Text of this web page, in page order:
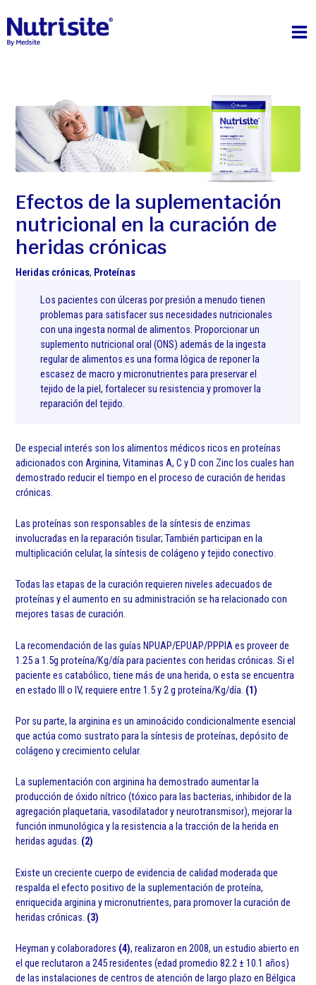
al
contenido
Efectos de la suplementación
nutricional en la curación de
heridas crónicas
Heridas crónicas, Proteínas
Los pacientes con úlceras por presión a menudo tienen
problemas para satisfacer sus necesidades nutricionales
con una ingesta normal de alimentos. Proporcionar un
suplemento nutricional oral (ONS) además de la ingesta
regular de alimentos es una forma lógica de reponer la
escasez de macro y micronutrientes para preservar el
tejido de la piel, fortalecer su resistencia y promover la
reparación del tejido.
De especial interés son los alimentos médicos ricos en proteínas
adicionados con Arginina, Vitaminas A, C y D con Zinc los cuales han
demostrado reducir el tiempo en el proceso de curación de heridas
crónicas.
Las proteínas son responsables de la síntesis de enzimas
involucradas en la reparación tisular; También participan en la
multiplicación celular, la síntesis de colágeno y tejido conectivo.
Todas las etapas de la curación requieren niveles adecuados de
proteínas y el aumento en su administración se ha relacionado con
mejores tasas de curación.
La recomendación de las guías NPUAP/EPUAP/PPPIA es proveer de
1.25 a 1.5g proteína/Kg/día para pacientes con heridas crónicas. Si el
paciente es catabólico, tiene más de una herida, o esta se encuentra
en estado III o IV, requiere entre 1.5 y 2 g proteína/Kg/día. (1)
Por su parte, la arginina es un aminoácido condicionalmente esencial
que actúa como sustrato para la síntesis de proteínas, depósito de
colágeno y crecimiento celular.
La suplementación con arginina ha demostrado aumentar la
producción de óxido nítrico (tóxico para las bacterias, inhibidor de la
agregación plaquetaria, vasodilatador y neurotransmisor), mejorar la
función inmunológica y la resistencia a la tracción de la herida en
heridas agudas. (2)
Existe un creciente cuerpo de evidencia de calidad moderada que
respalda el efecto positivo de la suplementación de proteína,
enriquecida arginina y micronutrientes, para promover la curación de
heridas crónicas. (3)
Heyman y colaboradores (4), realizaron en 2008, un estudio abierto en
el que reclutaron a 245 residentes (edad promedio 82.2 ± 10.1 años)
de las instalaciones de centros de atención de largo plazo en Bélgica